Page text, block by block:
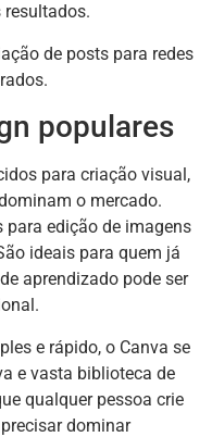
resultados.
de posts para redes
populares
para criação visual,
o mercado.
para edição de imagens
ideais para quem já
aprendizado pode ser
e rápido, o Canva se
e vasta biblioteca de
qualquer pessoa crie
dominar